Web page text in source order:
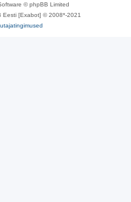
© phpBB Limited
Eesti [Exabot] © 2008*-2021